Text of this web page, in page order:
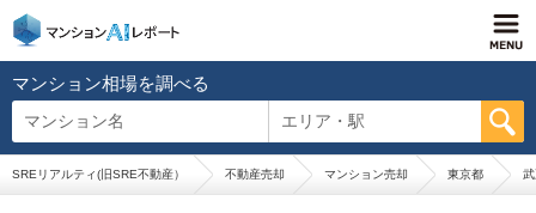
マンション相場を調べる
マンション名 エリア・駅
SREリアルティ(旧SRE不動産） 不動産売却 マンション売却 東京都